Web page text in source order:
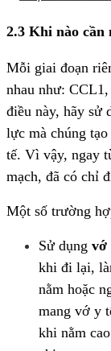
2.3 Khi nào cần
Mỗi giai đoạn
nhau như:
điều này, hãy sử
lực mà chúng
tế. Vì vậy, ngay
mạch, đã có chỉ
Một số trường
Sử dụng vớ
khi đi lại,
nằm hoặc
mang vớ y
khi nằm